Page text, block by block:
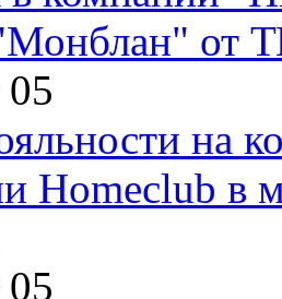
от
05
на
Homeclub в
05